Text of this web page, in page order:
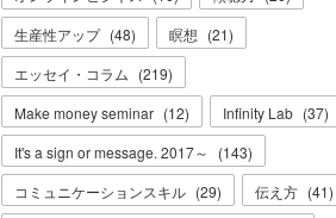
生産性アップ (48) 瞑想 (21)
エッセイ・コラム (219)
Make money seminar (12) Infinity Lab (37)
It's a sign or message. 2017～
(143)
コミュニケーションスキル (29) 伝え方 (41)